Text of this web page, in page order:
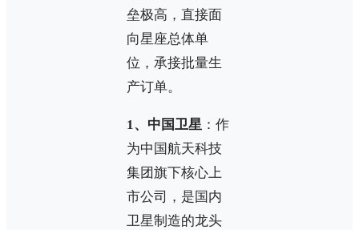
垒极高，直接面
向星座总体单
位，承接批量生
产订单。
1、中国卫星 ：作
为中国航天科技
集团旗下核心上
市公司，是国内
卫星制造的龙头